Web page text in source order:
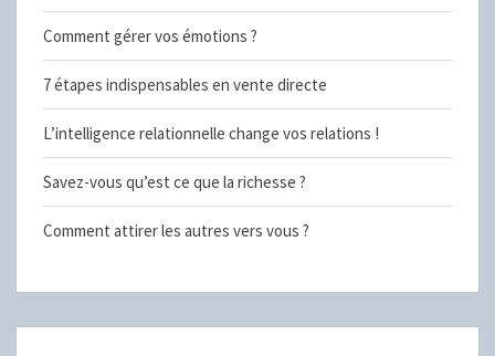
Comment gérer vos émotions ?
7 étapes indispensables en vente directe
L’intelligence relationnelle change vos relations !
Savez-vous qu’est ce que la richesse ?
Comment attirer les autres vers vous ?